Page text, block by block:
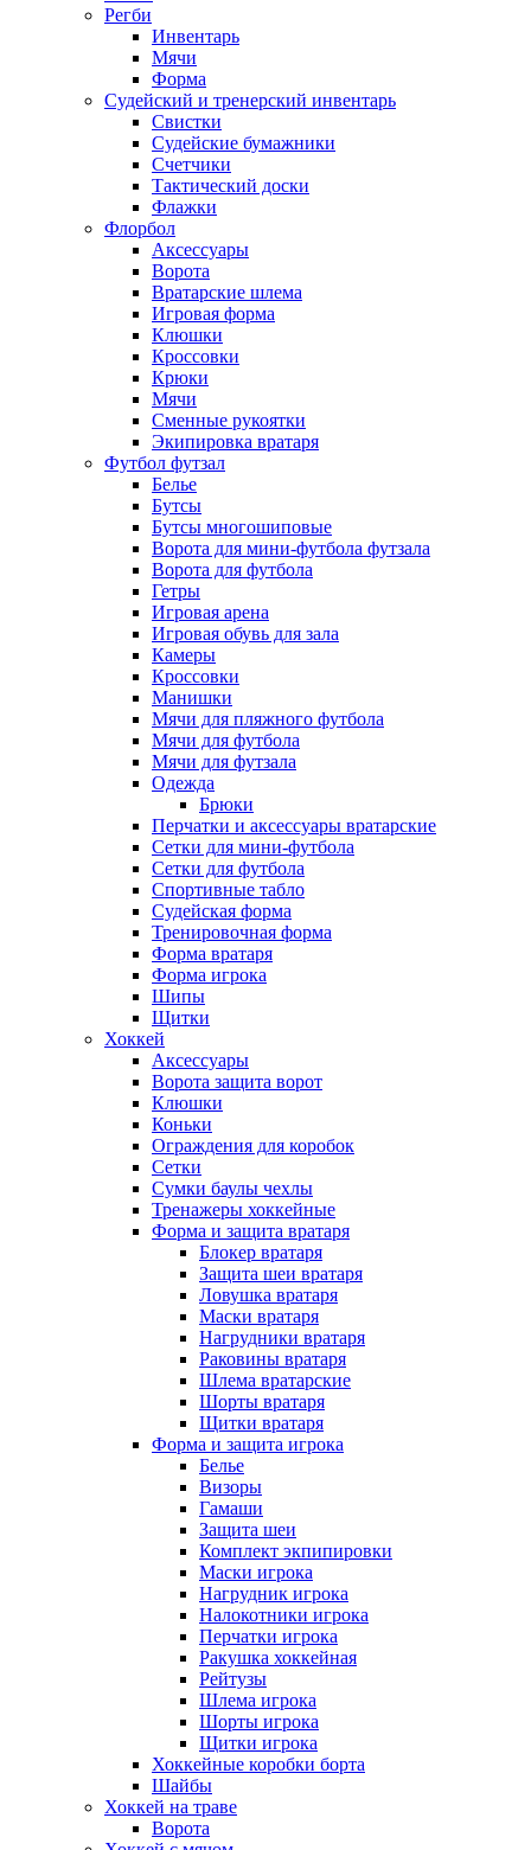
Регби
Инвентарь
Мячи
Форма
Судейский и тренерский инвентарь
Свистки
Судейские бумажники
Счетчики
Тактический доски
Флажки
Флорбол
Аксессуары
Ворота
Вратарские шлема
Игровая форма
Клюшки
Кроссовки
Крюки
Мячи
Сменные рукоятки
Экипировка вратаря
Футбол футзал
Белье
Бутсы
Бутсы многошиповые
Ворота для мини-футбола футзала
Ворота для футбола
Гетры
Игровая арена
Игровая обувь для зала
Камеры
Кроссовки
Манишки
Мячи для пляжного футбола
Мячи для футбола
Мячи для футзала
Одежда
Брюки
Перчатки и аксессуары вратарские
Сетки для мини-футбола
Сетки для футбола
Спортивные табло
Судейская форма
Тренировочная форма
Форма вратаря
Форма игрока
Шипы
Щитки
Хоккей
Аксессуары
Ворота защита ворот
Клюшки
Коньки
Ограждения для коробок
Сетки
Сумки баулы чехлы
Тренажеры хоккейные
Форма и защита вратаря
Блокер вратаря
Защита шеи вратаря
Ловушка вратаря
Маски вратаря
Нагрудники вратаря
Раковины вратаря
Шлема вратарские
Шорты вратаря
Щитки вратаря
Форма и защита игрока
Белье
Визоры
Гамаши
Защита шеи
Комплект экпипировки
Маски игрока
Нагрудник игрока
Налокотники игрока
Перчатки игрока
Ракушка хоккейная
Рейтузы
Шлема игрока
Шорты игрока
Щитки игрока
Хоккейные коробки борта
Шайбы
Хоккей на траве
Ворота